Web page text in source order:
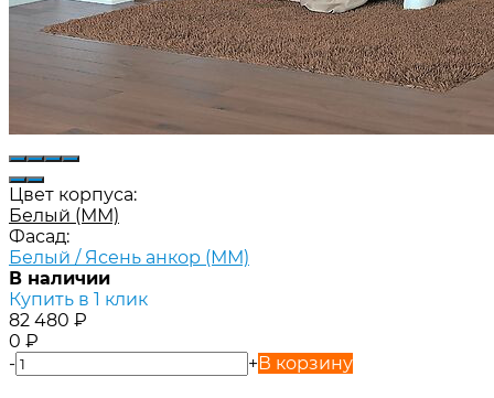
Цвет корпуса:
Белый (ММ)
Фасад:
Белый / Ясень анкор (ММ)
В наличии
Купить в 1 клик
82 480 ₽
0 ₽
-
+В корзину